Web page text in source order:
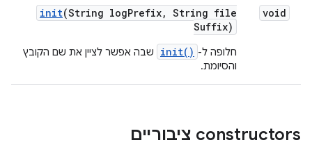
void
init(String logPrefix, String file
Suffix)
חלופה ל- init()
שבה אפשר לציין את שם הקובץ
והסיומת.
‫constructors ציבוריים